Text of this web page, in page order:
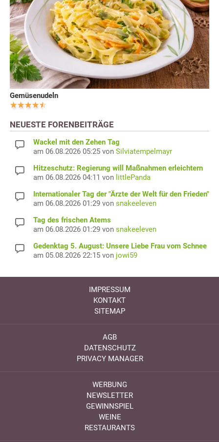
Gemüsenudeln
NEUESTE FORENBEITRÄGE
Wackel mit den Zehen Tag
am 06.08.2026 05:25 von Silviatempelmayr
Hitzeschutz: Regierung will Maßnahmen erleichtern
am 06.08.2026 04:11 von littlePanda
Internationaler Tag der "Ärzte der Welt für den Frieden"
am 06.08.2026 01:29 von snakeeleven
Tag des frischen Atems
am 06.08.2026 01:29 von snakeeleven
Gedenktag 5. August: Unsere Liebe Frau vom Schnee
am 05.08.2026 22:15 von jowi59
IMPRESSUM
KONTAKT
SITEMAP
AGB
DATENSCHUTZ
PRIVACY MANAGER
WERBUNG
NEWSLETTER
GEWINNSPIEL
WEINE
RESTAURANTS